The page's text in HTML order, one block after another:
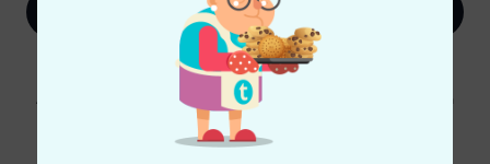
Jetzt anmelden
Mit Klick auf „Jetzt anmelden“ stimmen Sie dem Erhalt von E-Mail-
Werbung und einer Messung des E-Mail-Nutzungsverhaltens zu. Die
Abmeldung ist jederzeit möglich. Weitere Informationen finden Sie in
unserenDatenschutzhinweisen
* Pflichtfeld